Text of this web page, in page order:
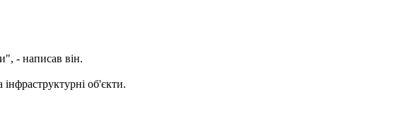
- написав він.
об'єкти.